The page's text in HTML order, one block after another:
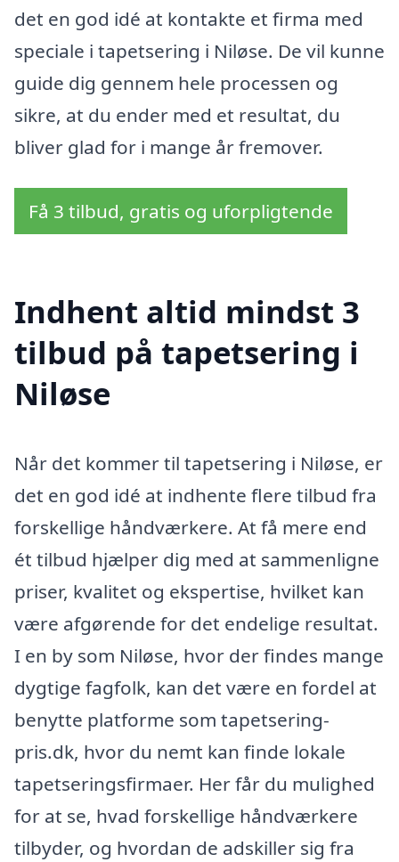
det en god idé at kontakte et firma med
speciale i tapetsering i Niløse. De vil kunne
guide dig gennem hele processen og
sikre, at du ender med et resultat, du
bliver glad for i mange år fremover.
Få 3 tilbud, gratis og uforpligtende
Indhent altid mindst 3
tilbud på tapetsering i
Niløse
Når det kommer til tapetsering i Niløse, er
det en god idé at indhente flere tilbud fra
forskellige håndværkere. At få mere end
ét tilbud hjælper dig med at sammenligne
priser, kvalitet og ekspertise, hvilket kan
være afgørende for det endelige resultat.
I en by som Niløse, hvor der findes mange
dygtige fagfolk, kan det være en fordel at
benytte platforme som tapetsering-
pris.dk, hvor du nemt kan finde lokale
tapetseringsfirmaer. Her får du mulighed
for at se, hvad forskellige håndværkere
tilbyder, og hvordan de adskiller sig fra